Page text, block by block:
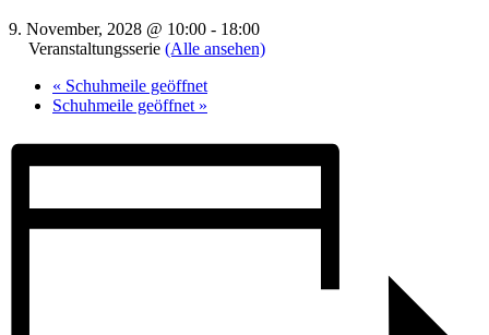
9. November, 2028 @ 10:00 - 18:00
Veranstaltungsserie (Alle ansehen)
« Schuhmeile geöffnet
Schuhmeile geöffnet »